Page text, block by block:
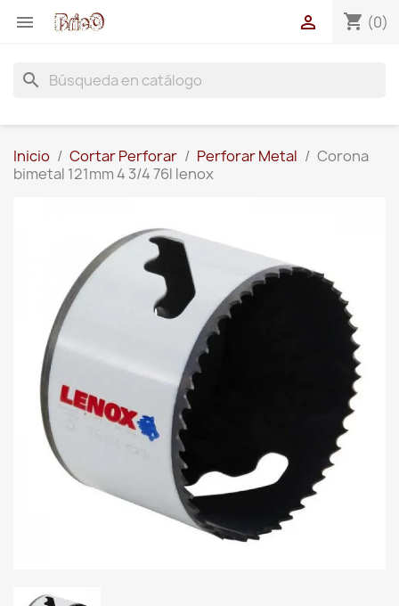
 shopping_cart (0)

search
Inicio Cortar Perforar Perforar Metal
Corona
bimetal 121mm 4 3/4 76l lenox